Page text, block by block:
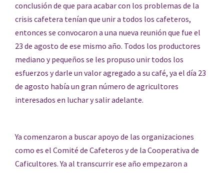
conclusión de que para acabar con los problemas de la
crisis cafetera tenían que unir a todos los cafeteros,
entonces se convocaron a una nueva reunión que fue el
23 de agosto de ese mismo año. Todos los productores
mediano y pequeños se les propuso unir todos los
esfuerzos y darle un valor agregado a su café, ya el día 23
de agosto había un gran número de agricultores
interesados en luchar y salir adelante.
Ya comenzaron a buscar apoyo de las organizaciones
como es el Comité de Cafeteros y de la Cooperativa de
Caficultores. Ya al transcurrir ese año empezaron a